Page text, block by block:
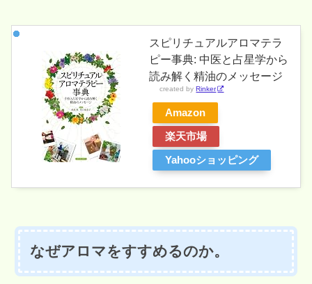
スピリチュアルアロマテラ
ピー事典: 中医と占星学から
読み解く精油のメッセージ
created by Rinker
Amazon
楽天市場
Yahooショッピング
なぜアロマをすすめるのか。